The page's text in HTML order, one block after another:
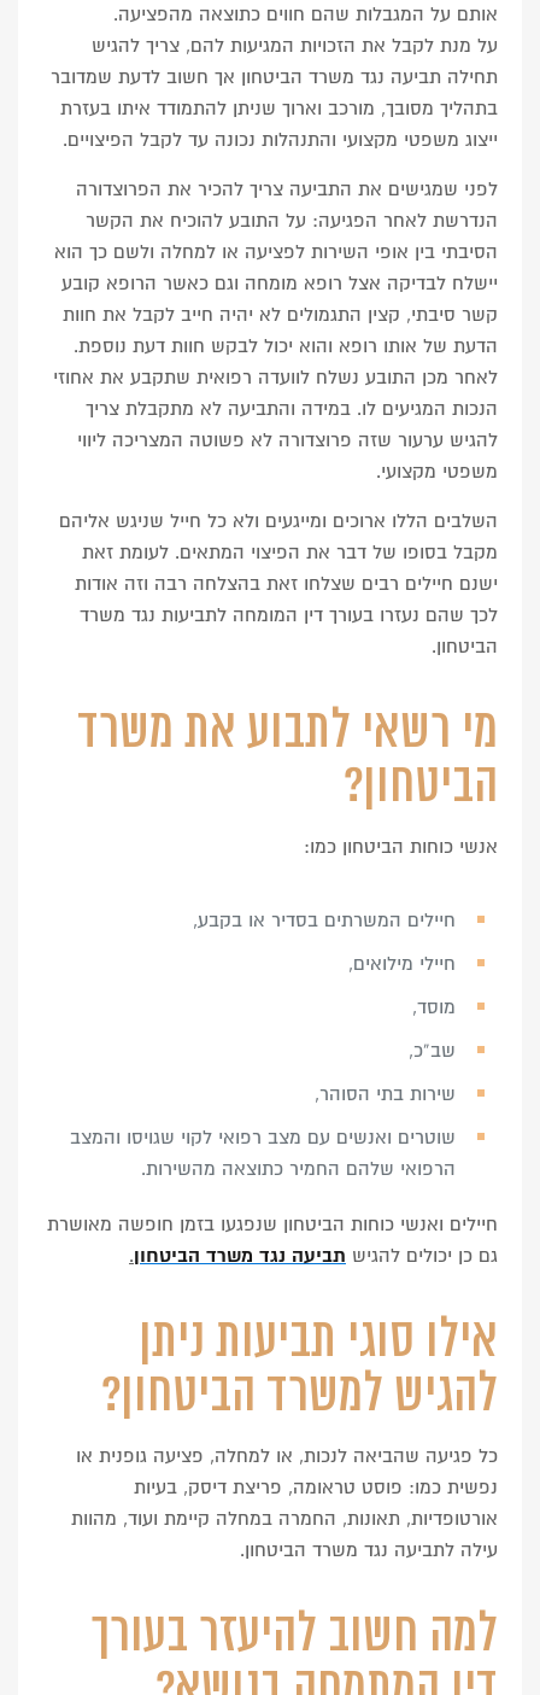
אותם על המגבלות שהם חווים כתוצאה מהפציעה.
על מנת לקבל את הזכויות המגיעות להם, צריך להגיש
תחילה תביעה נגד משרד הביטחון אך חשוב לדעת שמדובר
בתהליך מסובך, מורכב וארוך שניתן להתמודד איתו בעזרת
ייצוג משפטי מקצועי והתנהלות נכונה עד לקבל הפיצויים.
לפני שמגישים את התביעה צריך להכיר את הפרוצדורה
הנדרשת לאחר הפגיעה: על התובע להוכיח את הקשר
הסיבתי בין אופי השירות לפציעה או למחלה ולשם כך הוא
יישלח לבדיקה אצל רופא מומחה וגם כאשר הרופא קובע
קשר סיבתי, קצין התגמולים לא יהיה חייב לקבל את חוות
הדעת של אותו רופא והוא יכול לבקש חוות דעת נוספת.
לאחר מכן התובע נשלח לוועדה רפואית שתקבע את אחוזי
הנכות המגיעים לו. במידה והתביעה לא מתקבלת צריך
להגיש ערעור שזה פרוצדורה לא פשוטה המצריכה ליווי
משפטי מקצועי.
השלבים הללו ארוכים ומייגעים ולא כל חייל שניגש אליהם
מקבל בסופו של דבר את הפיצוי המתאים. לעומת זאת
ישנם חיילים רבים שצלחו זאת בהצלחה רבה וזה אודות
לכך שהם נעזרו בעורך דין המומחה לתביעות נגד משרד
הביטחון.
מי רשאי לתבוע את משרד
הביטחון?
אנשי כוחות הביטחון כמו:
חיילים המשרתים בסדיר או בקבע,
חיילי מילואים,
מוסד,
שב”כ,
שירות בתי הסוהר,
שוטרים ואנשים עם מצב רפואי לקוי שגויסו והמצב
הרפואי שלהם החמיר כתוצאה מהשירות.
חיילים ואנשי כוחות הביטחון שנפגעו בזמן חופשה מאושרת
גם כן יכולים להגיש תביעה נגד משרד הביטחון.
אילו סוגי תביעות ניתן
להגיש למשרד הביטחון?
כל פגיעה שהביאה לנכות, או למחלה, פציעה גופנית או
נפשית כמו: פוסט טראומה, פריצת דיסק, בעיות
אורטופדיות, תאונות, החמרה במחלה קיימת ועוד, מהוות
עילה לתביעה נגד משרד הביטחון.
למה חשוב להיעזר בעורך